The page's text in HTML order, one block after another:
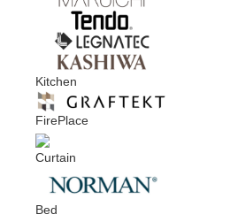
Kitchen
FirePlace
Curtain
Bed